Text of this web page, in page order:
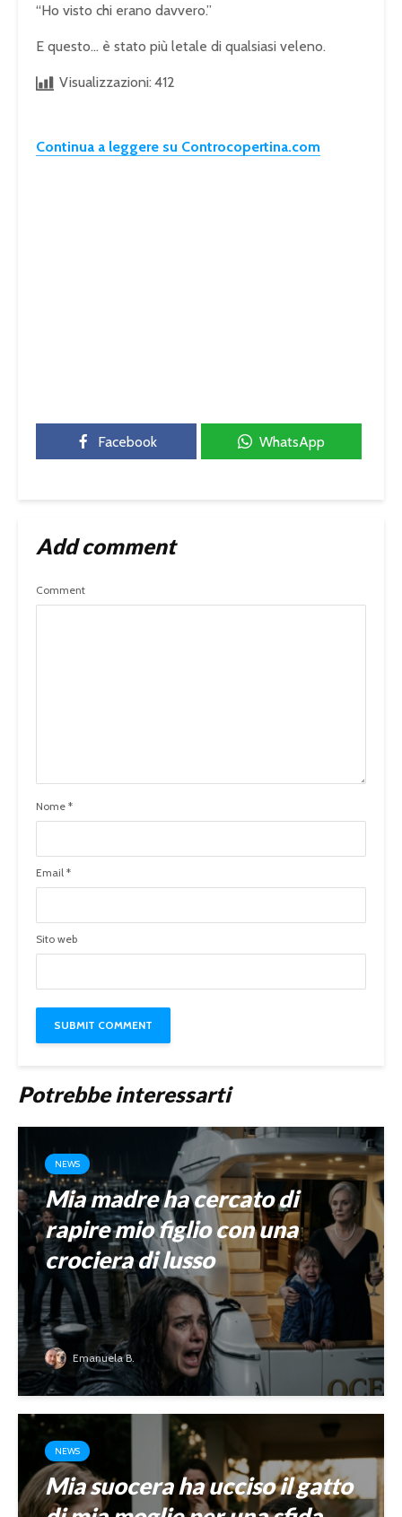
“Ho visto chi erano davvero.”
E questo… è stato più letale di qualsiasi veleno.
Visualizzazioni: 412
Continua a leggere su Controcopertina.com
Facebook WhatsApp
Add comment
Comment
Nome *
Email *
Sito web
Potrebbe interessarti
NEWS
Mia madre ha cercato di
rapire mio figlio con una
crociera di lusso
Emanuela B.
NEWS
Mia suocera ha ucciso il gatto